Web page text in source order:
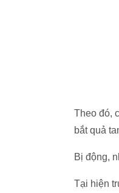
Theo đó,
bắt quả
Bị động,
Tại hiện